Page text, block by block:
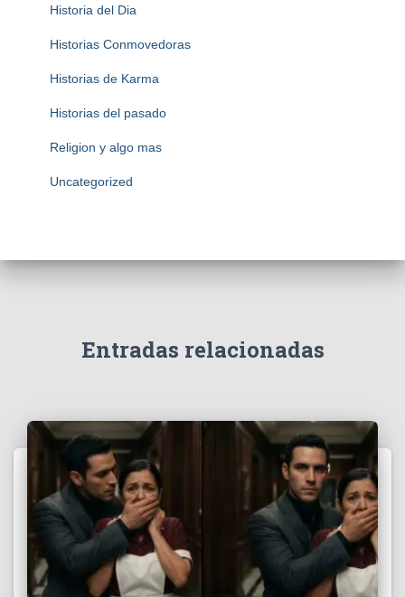
Historia del Dia
Historias Conmovedoras
Historias de Karma
Historias del pasado
Religion y algo mas
Uncategorized
Entradas relacionadas